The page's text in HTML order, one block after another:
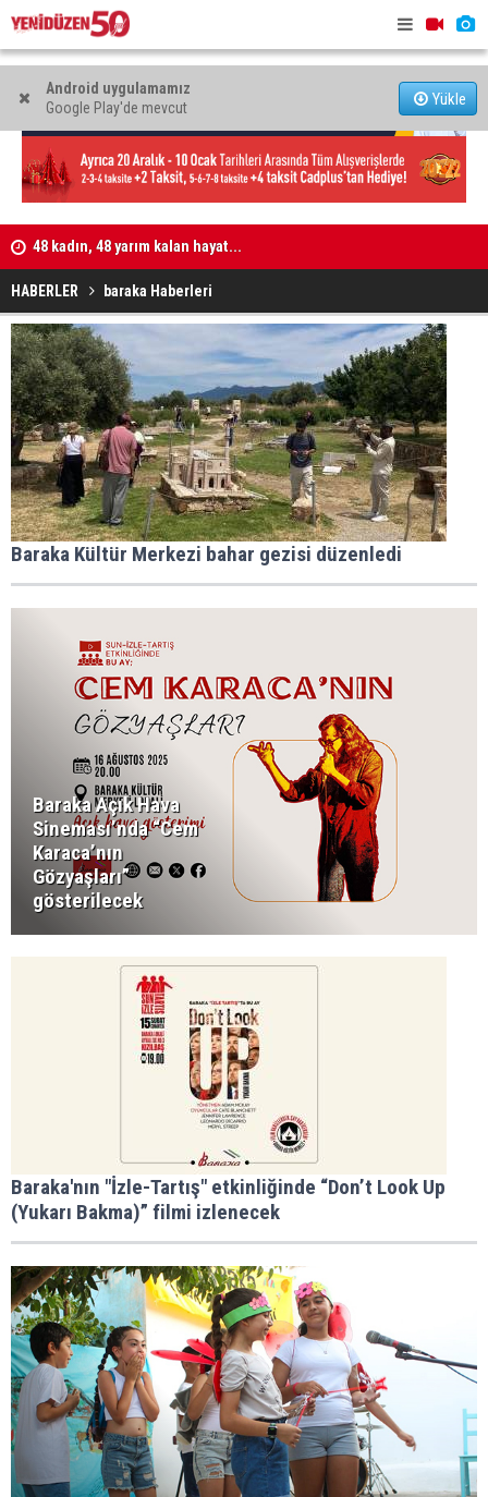
Android uygulamamız
Google Play'de mevcut
Yükle
48 kadın, 48 yarım kalan hayat...
HABERLER baraka Haberleri
Baraka Kültür Merkezi bahar gezisi düzenledi
Baraka Açık Hava
Sineması’nda “Cem
Karaca’nın
Gözyaşları”
gösterilecek
Baraka'nın "İzle-Tartış" etkinliğinde “Don’t Look Up
(Yukarı Bakma)” filmi izlenecek